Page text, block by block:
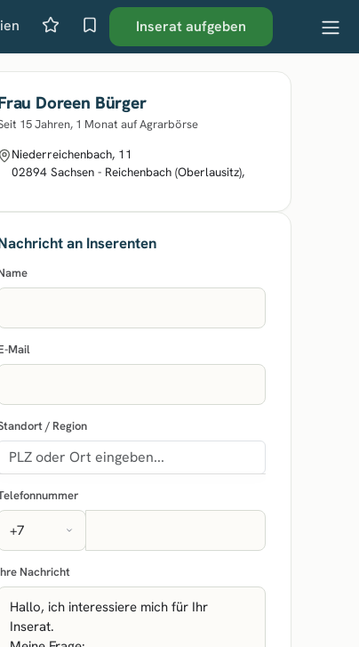
Inserat aufgeben
Doreen Bürger
15 Jahren, 1 Monat auf Agrarbörse
Niederreichenbach, 11
02894 Sachsen - Reichenbach (Oberlausitz),
an Inserenten
Mail
/ Region
Nachricht